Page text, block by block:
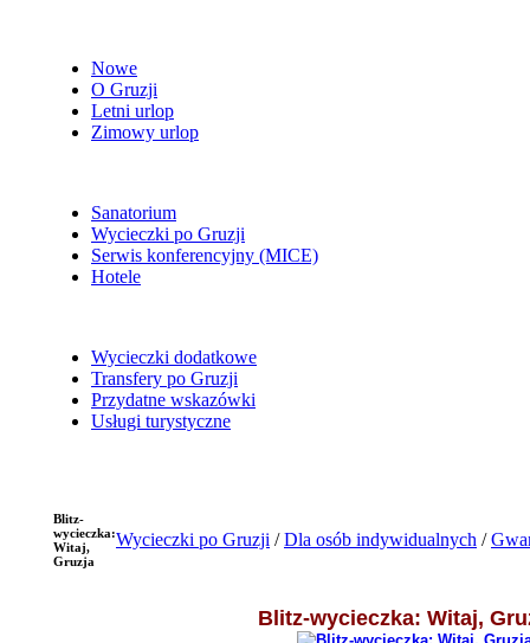
Nowe
O Gruzji
Letni urlop
Zimowy urlop
Sanatorium
Wycieczki po Gruzji
Serwis konferencyjny (MICE)
Hotele
Wycieczki dodatkowe
Transfery po Gruzji
Przydatne wskazówki
Usługi turystyczne
Blitz-
wycieczka:
Witaj,
Gruzja
Wycieczki po Gruzji /Dla osób indywidualnych /
Blitz-wycieczka: Witaj,